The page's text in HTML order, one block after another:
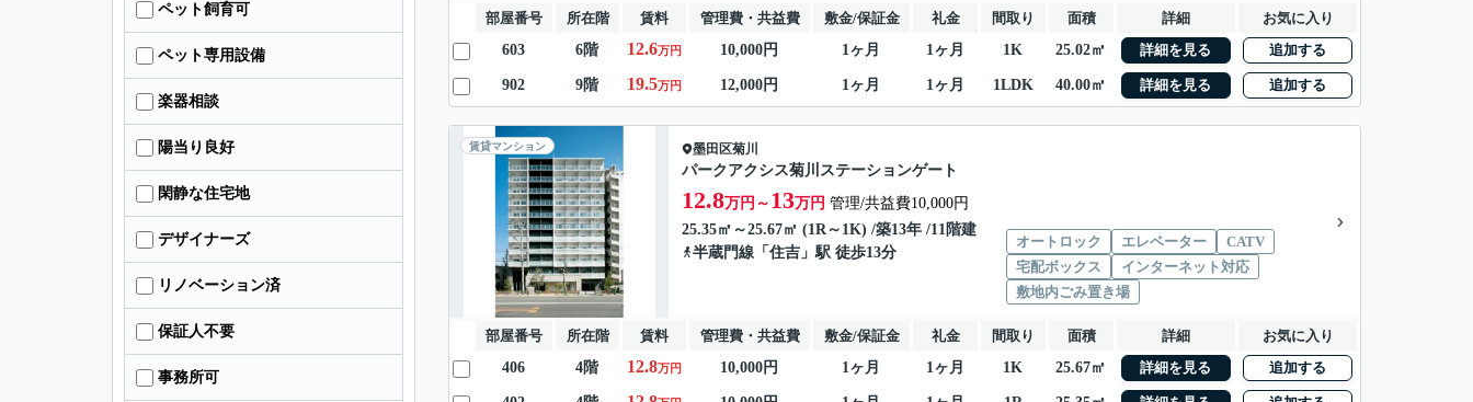
部屋番号 所在階 賃料 管理費・共益費 敷金/保証金 礼金 間取り 面積 詳細
お気に入り
603
6階 12.6万円 10,000円 1ヶ月 1ヶ月 1K 25.02㎡ 詳細を見る 追加する
902 9階 19.5万円 12,000円 1ヶ月 1ヶ月 1LDK 40.00㎡ 詳細を見る 追加する
賃貸マンション 墨田区菊川
パークアクシス菊川ステーションゲート
12.8万円～ 13万円 管理/共益費10,000円
25.35㎡～25.67㎡ (1R～1K) /築13年 /11階建
半蔵門線 「 住吉 」駅 徒歩13分
オートロック エレベーター
CATV
宅配ボックス
インターネット対応
敷地内ごみ置き場
部屋番号 所在階 賃料 管理費・共益費 敷金/保証金 礼金 間取り 面積 詳細
お気に入り
406
4階 12.8万円 10,000円 1ヶ月 1ヶ月 1K 25.67㎡ 詳細を見る 追加する
ペット飼育可
ペット専用設備
楽器相談
陽当り良好
閑静な住宅地
デザイナーズ
リノベーション済
保証人不要
事務所可